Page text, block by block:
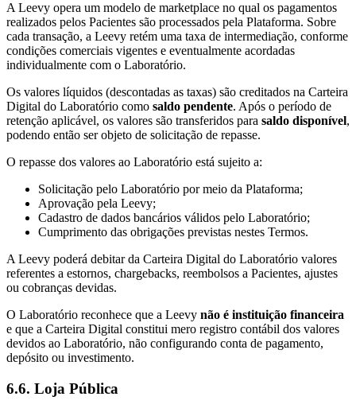
A Leevy opera um modelo de marketplace no qual os pagamentos
realizados pelos Pacientes são processados pela Plataforma. Sobre
cada transação, a Leevy retém uma taxa de intermediação, conforme
condições comerciais vigentes e eventualmente acordadas
individualmente com o Laboratório.
Os valores líquidos (descontadas as taxas) são creditados na Carteira
Digital do Laboratório como saldo pendente. Após o período de
retenção aplicável, os valores são transferidos para saldo disponível,
podendo então ser objeto de solicitação de repasse.
O repasse dos valores ao Laboratório está sujeito a:
Solicitação pelo Laboratório por meio da Plataforma;
Aprovação pela Leevy;
Cadastro de dados bancários válidos pelo Laboratório;
Cumprimento das obrigações previstas nestes Termos.
A Leevy poderá debitar da Carteira Digital do Laboratório valores
referentes a estornos, chargebacks, reembolsos a Pacientes, ajustes
ou cobranças devidas.
O Laboratório reconhece que a Leevy não é instituição financeira
e que a Carteira Digital constitui mero registro contábil dos valores
devidos ao Laboratório, não configurando conta de pagamento,
depósito ou investimento.
6.6. Loja Pública